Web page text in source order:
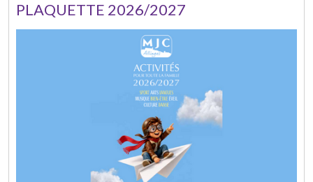
PLAQUETTE 2026/2027